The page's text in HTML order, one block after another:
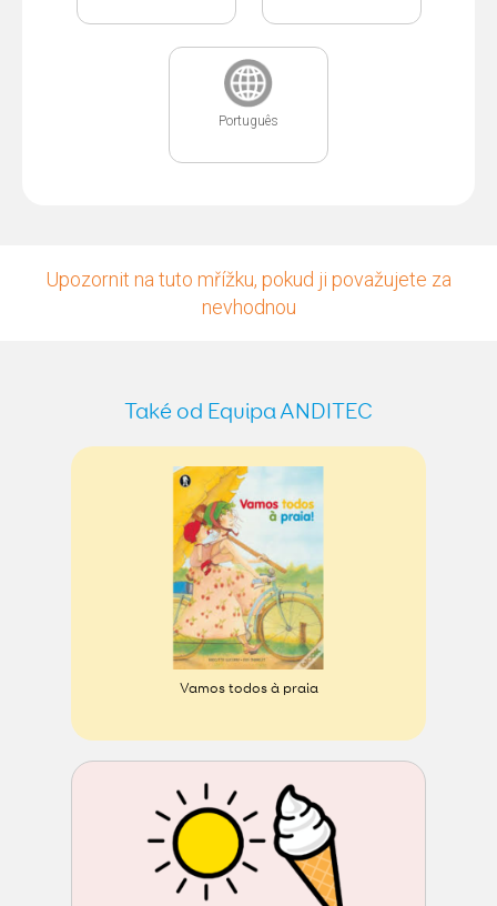
Português
Upozornit na tuto mřížku, pokud ji považujete za
nevhodnou
Také od Equipa ANDITEC
Vamos todos à praia